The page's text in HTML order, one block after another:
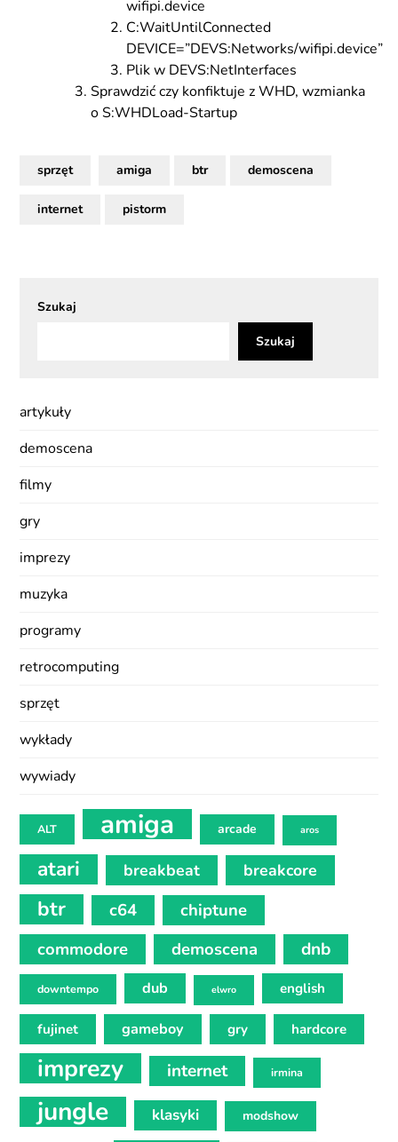
wifipi.device
C:WaitUntilConnected
DEVICE=”DEVS:Networks/wifipi.device”
Plik w DEVS:NetInterfaces
Sprawdzić czy konfiktuje z WHD, wzmianka
o S:WHDLoad-Startup
sprzęt amiga btr demoscena
internet pistorm
Szukaj
Szukaj
artykuły
demoscena
filmy
gry
imprezy
muzyka
programy
retrocomputing
sprzęt
wykłady
wywiady
ALT amiga arcade aros
atari breakbeat breakcore
btr c64
chiptune
commodore
demoscena dnb
downtempo dub elwro english
fujinet gameboy gry hardcore
imprezy internet irmina
jungle klasyki modshow